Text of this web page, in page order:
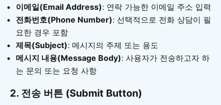
이메일(Email Address): 연락 가능한 이메일 주소 입력
전화번호(Phone Number): 선택적으로 전화 상담이 필
요한 경우 포함
제목(Subject): 메시지의 주제 또는 용도
메시지 내용(Message Body): 사용자가 전송하고자 하
는 문의 또는 요청 사항
2. 전송 버튼 (Submit Button)